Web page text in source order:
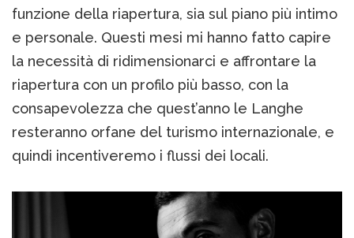
funzione della riapertura, sia sul piano più intimo
e personale. Questi mesi mi hanno fatto capire
la necessità di ridimensionarci e affrontare la
riapertura con un profilo più basso, con la
consapevolezza che quest’anno le Langhe
resteranno orfane del turismo internazionale, e
quindi incentiveremo i flussi dei locali.